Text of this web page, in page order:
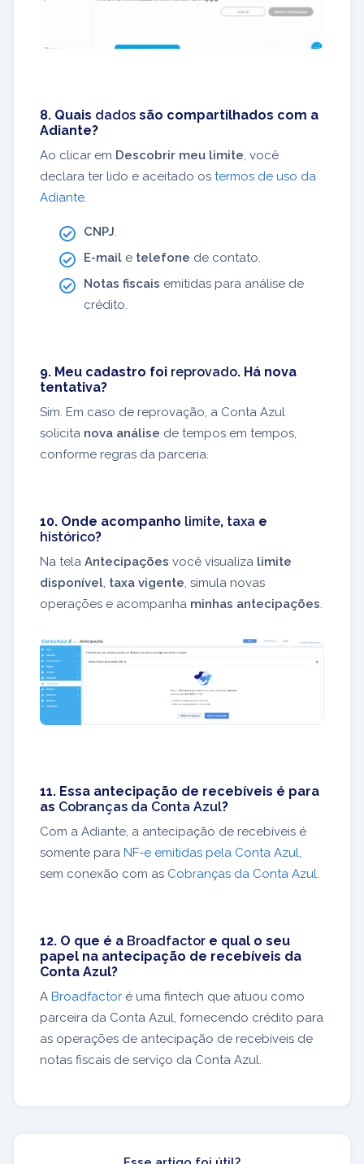
8. Quais dados são compartilhados com a
Adiante?
Ao clicar em Descobrir meu limite, você
declara ter lido e aceitado os termos de uso da
Adiante.
CNPJ.
E-mail e telefone de contato.
Notas fiscais emitidas para análise de
crédito.
9. Meu cadastro foi reprovado. Há nova
tentativa?
Sim. Em caso de reprovação, a Conta Azul
solicita nova análise de tempos em tempos,
conforme regras da parceria.
10. Onde acompanho limite, taxa e
histórico?
Na tela Antecipações você visualiza limite
disponível, taxa vigente, simula novas
operações e acompanha minhas antecipações.
11. Essa antecipação de recebíveis é para
as Cobranças da Conta Azul?
Com a Adiante, a antecipação de recebíveis é
somente para NF-e emitidas pela Conta Azul,
sem conexão com as Cobranças da Conta Azul.
12. O que é a Broadfactor e qual o seu
papel na antecipação de recebíveis da
Conta Azul?
A Broadfactor é uma fintech que atuou como
parceira da Conta Azul, fornecendo crédito para
as operações de antecipação de recebíveis de
notas fiscais de serviço da Conta Azul.